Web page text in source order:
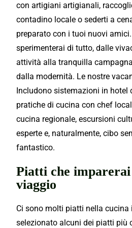
con artigiani artigianali,
contadino locale o sederti a
preparato con i tuoi nuovi
sperimenterai di tutto, dalle
attività alla tranquilla
dalla modernità. Le nostre
Includono sistemazioni in hotel
pratiche di cucina con chef
cucina regionale, escursioni
esperte e, naturalmente, cibo
fantastico.
Piatti che
viaggio
Ci sono molti piatti nella
selezionato alcuni dei piatti più